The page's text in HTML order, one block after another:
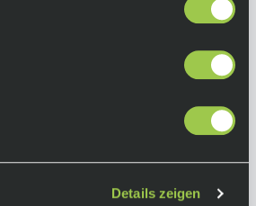
Details zeigen
16, 18, 21, 24, 28, 32, 36, 40,
16, 18, 21, 24, 28, 33, 39, 45,